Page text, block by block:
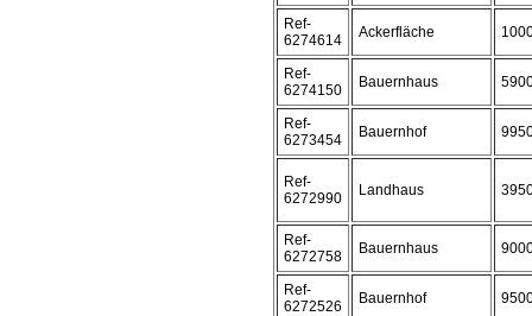
Ref-
6274614
Ackerfläche
Ref-
6274150
Bauernhaus
Ref-
6273454
Bauernhof
Ref-
6272990
Landhaus
Ref-
6272758
Bauernhaus
Ref-
6272526
Bauernhof